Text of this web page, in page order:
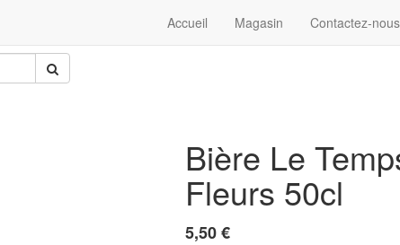
Accueil Magasin Contactez-nous
Bière Le
Fleurs 50cl
5,50€